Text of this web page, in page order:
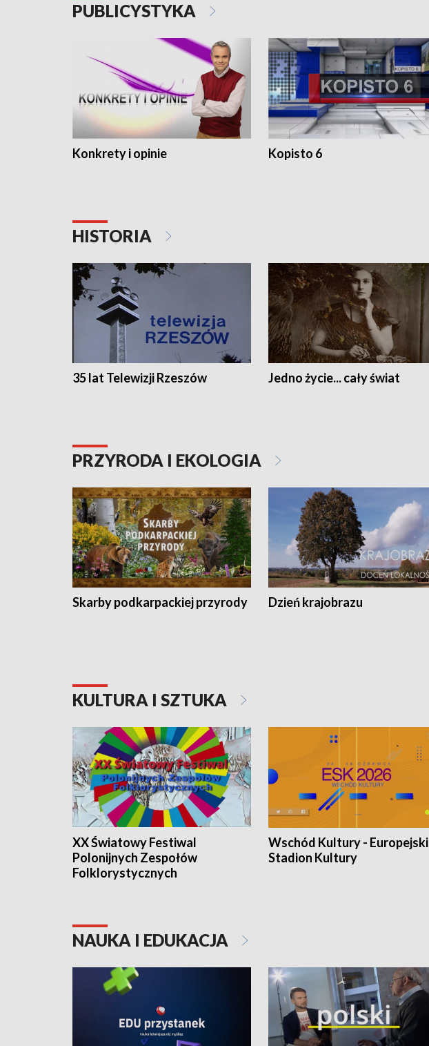
PUBLICYSTYKA
Konkrety i opinie Kopisto 6
HISTORIA
35 lat Telewizji Rzeszów Jedno życie... cały świat
PRZYRODA I EKOLOGIA
Skarby podkarpackiej przyrody Dzień krajobrazu
KULTURA I SZTUKA
XX Światowy Festiwal
Polonijnych Zespołów
Folklorystycznych
Wschód Kultury - Europejski
Stadion Kultury
NAUKA I EDUKACJA